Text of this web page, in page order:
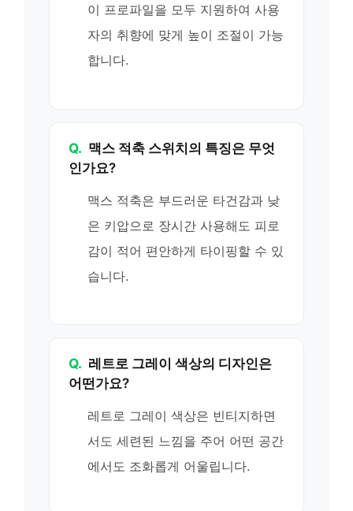
이 프로파일을 모두 지원하여 사용
자의 취향에 맞게 높이 조절이 가능
합니다.
Q. 맥스 적축 스위치의 특징은 무엇
인가요?
맥스 적축은 부드러운 타건감과 낮
은 키압으로 장시간 사용해도 피로
감이 적어 편안하게 타이핑할 수 있
습니다.
Q. 레트로 그레이 색상의 디자인은
어떤가요?
레트로 그레이 색상은 빈티지하면
서도 세련된 느낌을 주어 어떤 공간
에서도 조화롭게 어울립니다.